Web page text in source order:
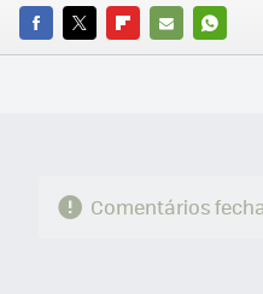
FACEBOOK
TWITTERFLIPBOARD
E-
Comentários